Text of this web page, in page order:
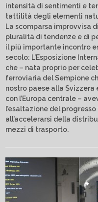
intensità di sentimenti e
tattilità degli elementi
La scomparsa improvvisa
pluralità di tendenze e di
il più importante incontro
secolo: L’Esposizione
che – nata proprio per
ferroviaria del Sempione
nostro paese alla
con l’Europa centrale –
l’esaltazione del
all’accelerarsi della
mezzi di trasporto.